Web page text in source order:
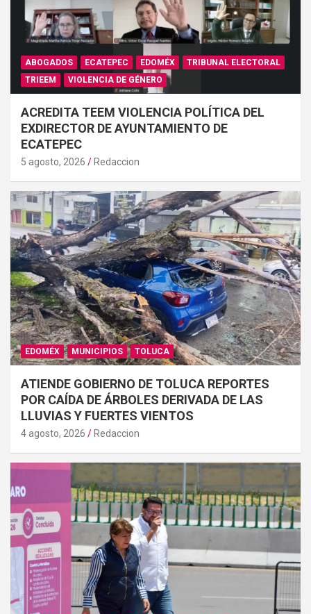
ABOGADOS ECATEPEC EDOMÉX
TRIBUNAL ELECTORAL
TRIEEM
VIOLENCIA DE GÉNERO
ACREDITA TEEM VIOLENCIA POLÍTICA DEL
EXDIRECTOR DE AYUNTAMIENTO DE
ECATEPEC
5 agosto, 2026 Redaccion
EDOMÉX MUNICIPIOS TOLUCA
ATIENDE GOBIERNO DE TOLUCA REPORTES
POR CAÍDA DE ÁRBOLES DERIVADA DE LAS
LLUVIAS Y FUERTES VIENTOS
4 agosto, 2026 Redaccion